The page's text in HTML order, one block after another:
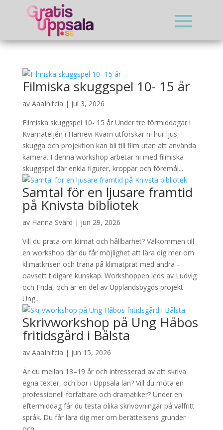
Filmiska skuggspel 10- 15 år
av AaaInitcia | jul 3, 2026
Filmiska skuggspel 10- 15 år Under tre förmiddagar i
Kvarnateljén i Härnevi Kvarn utforskar ni hur ljus,
skugga och projektion kan bli till film utan att använda
kamera. I denna workshop arbetar ni med filmiska
skuggspel där enkla figurer, kroppar och föremål...
Samtal för en ljusare framtid
på Knivsta bibliotek
av Hanna Svärd | jun 29, 2026
Vill du prata om klimat och hållbarhet? Välkommen till
en workshop där du får möjlighet att lära dig mer om
klimatkrisen och träna på klimatprat med andra –
oavsett tidigare kunskap. Workshoppen leds av Ludvig
och Frida, och är en del av Upplandsbygds projekt
Ung...
Skrivworkshop på Ung Håbos
fritidsgård i Bålsta
av AaaInitcia | jun 15, 2026
Är du mellan 13–19 år och intresserad av att skriva
egna texter, och bor i Uppsala län? Vill du möta en
professionell författare och dramatiker? Under en
eftermiddag får du testa olika skrivövningar på valfritt
språk. Du får lära dig mer om berättelsens grunder